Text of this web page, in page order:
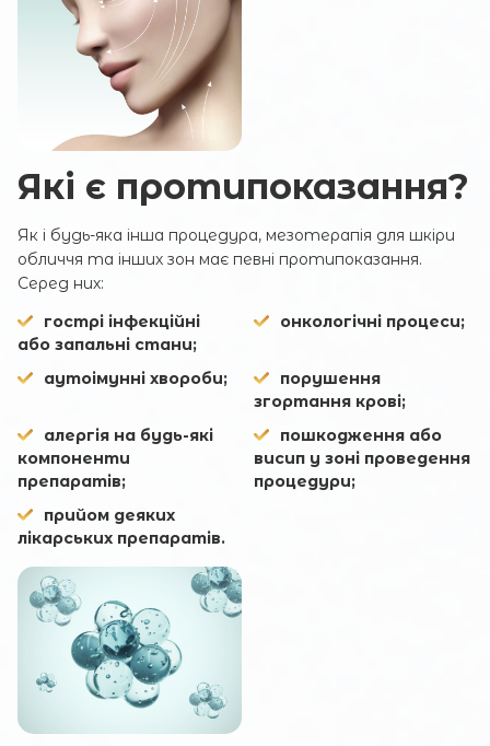
Які є протипоказання?
Як і будь-яка інша процедура, мезотерапія для шкіри
обличчя та інших зон має певні протипоказання.
Серед них:
гострі інфекційні
або запальні стани;
онкологічні процеси;
аутоімунні хвороби;
порушення
згортання крові;
алергія на будь-які
компоненти
препаратів;
пошкодження або
висип у зоні проведення
процедури;
прийом деяких
лікарських препаратів.
Ім'я та прізвище
Коментар